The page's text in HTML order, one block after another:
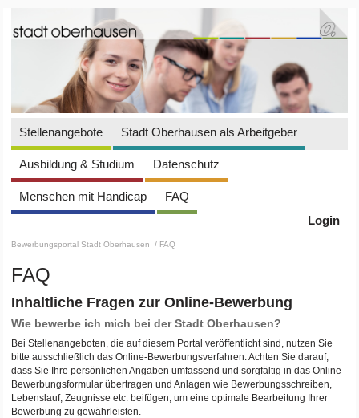
Stellenangebote Stadt Oberhausen als Arbeitgeber
Ausbildung & Studium Datenschutz
Menschen mit Handicap
FAQ
Login
Bewerbungsportal Stadt Oberhausen / FAQ
FAQ
Inhaltliche Fragen zur Online-Bewerbung
Wie bewerbe ich mich bei der Stadt Oberhausen?
Bei Stellenangeboten, die auf diesem Portal veröffentlicht sind, nutzen Sie
bitte ausschließlich das Online-Bewerbungsverfahren. Achten Sie darauf,
dass Sie Ihre persönlichen Angaben umfassend und sorgfältig in das Online-
Bewerbungsformular übertragen und Anlagen wie Bewerbungsschreiben,
Lebenslauf, Zeugnisse etc. beifügen, um eine optimale Bearbeitung Ihrer
Bewerbung zu gewährleisten.